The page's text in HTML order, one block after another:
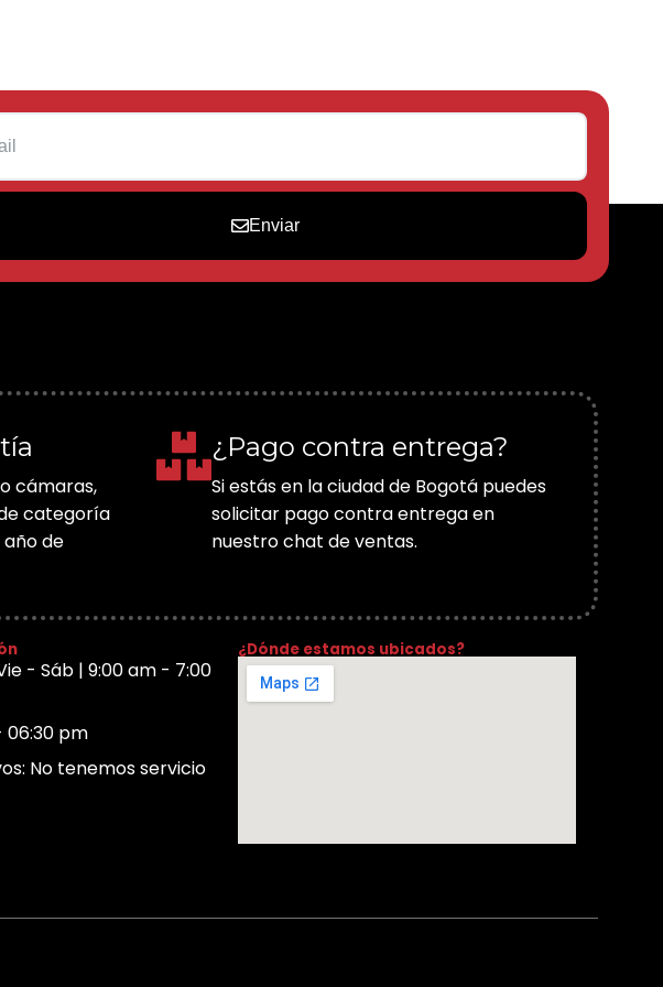
Enviar
cámaras,
categoría
de
¿Pago contra entrega?
Si estás en la ciudad de Bogotá puedes
solicitar pago contra entrega en
nuestro chat de ventas.
- Sáb | 9:00 am - 7:00
06:30 pm
No tenemos servicio
¿Dónde estamos ubicados?